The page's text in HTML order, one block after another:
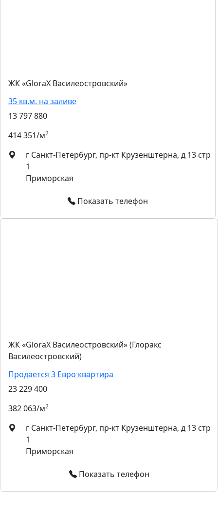
ЖК «GloraX Василеостровский»
35 кв.м. на заливе
13 797 880
414 351/м2
г Санкт-Петербург, пр-кт Крузенштерна, д 13 стр
1
Приморская
Показать телефон
ЖК «GloraX Василеостровский» (Глоракс
Василеостровский)
Продается 3 Евро квартира
23 229 400
382 063/м2
г Санкт-Петербург, пр-кт Крузенштерна, д 13 стр
1
Приморская
Показать телефон